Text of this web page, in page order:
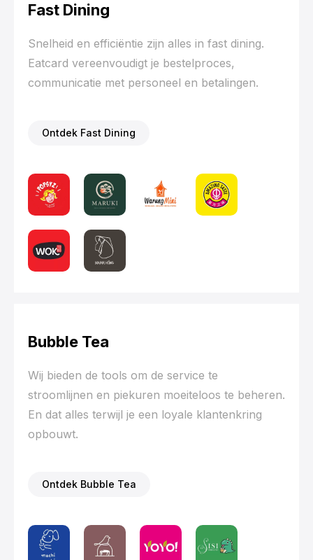
Fast Dining
Snelheid en efficiëntie zijn alles in fast dining.
Eatcard vereenvoudigt je bestelproces,
communicatie met personeel en betalingen.
Ontdek Fast Dining
Bubble Tea
Wij bieden de tools om de service te
stroomlijnen en piekuren moeiteloos te beheren.
En dat alles terwijl je een loyale klantenkring
opbouwt.
Ontdek Bubble Tea